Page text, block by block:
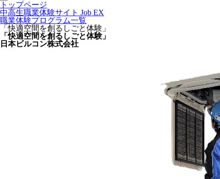
トップページ
中高生職業体験サイト Job EX
職業体験プログラム一覧
「快適空間を創るしごと体験」
「快適空間を創るしごと体験」
日本ビルコン株式会社